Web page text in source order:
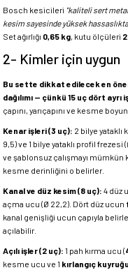
Bosch kesicileri "kaliteli sert
kesim sayesinde yüksek
Set ağırlığı 0,65 kg, kutu ölçüleri
2- Kimler için uygun
Bu sette dikkat edilecek en
dağılımı — çünkü 15 uç dört
çapını, yarıçapını ve kesme
Kenar işleri (3 uç): 2 bilye yataklı
9,5) ve 1 bilye yataklı profil frezesi
ve şablonsuz çalışmayı mümkün
kesme derinliğini o belirler.
Kanal ve düz kesim (8 uç): 4 düz
açma ucu (Ø 22,2). Dört düz ucun
kanal genişliği ucun çapıyla
açılabilir.
Açılı işler (2 uç): 1 pah kırma ucu (
kesme ucu ve 1 kırlangıç kuyruğu